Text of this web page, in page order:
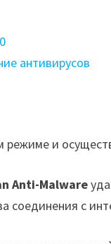
антивирусов
режиме и
Anti-Malware
соединения с